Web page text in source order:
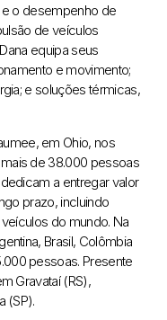
o desempenho de
de veículos
equipa seus
e movimento;
e soluções térmicas,
em Ohio, nos
de 38.000 pessoas
a entregar valor
prazo, incluindo
do mundo. Na
Brasil, Colômbia
pessoas. Presente
Gravataí (RS),
(SP).